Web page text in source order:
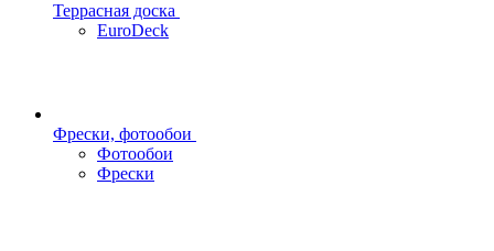
Террасная доска
EuroDeck
Фрески, фотообои
Фотообои
Фрески